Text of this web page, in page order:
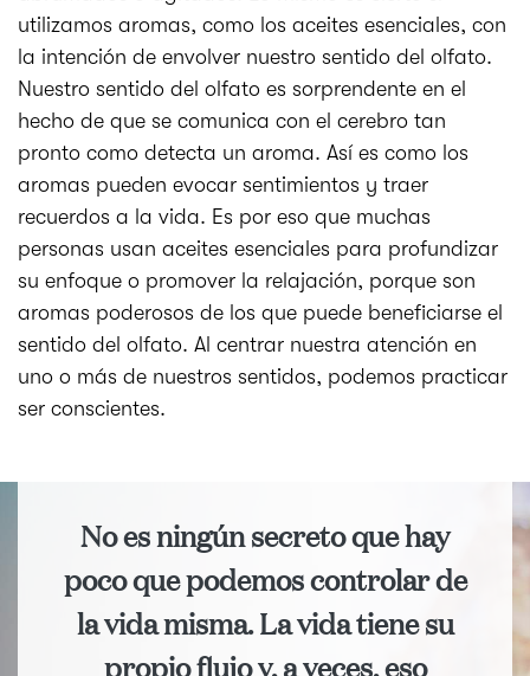
utilizamos aromas, como los aceites esenciales, con
la intención de envolver nuestro sentido del olfato.
Nuestro sentido del olfato es sorprendente en el
hecho de que se comunica con el cerebro tan
pronto como detecta un aroma. Así es como los
aromas pueden evocar sentimientos y traer
recuerdos a la vida. Es por eso que muchas
personas usan aceites esenciales para profundizar
su enfoque o promover la relajación, porque son
aromas poderosos de los que puede beneficiarse el
sentido del olfato. Al centrar nuestra atención en
uno o más de nuestros sentidos, podemos practicar
ser conscientes.
No es ningún secreto que hay
poco que podemos controlar de
la vida misma. La vida tiene su
propio flujo y, a veces, eso